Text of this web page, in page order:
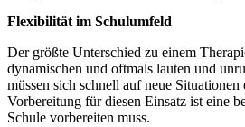
Flexibilität im Schulumfeld
Der größte Unterschied zu einem
dynamischen und oftmals lauten und
müssen sich schnell auf neue
Vorbereitung für diesen Einsatz ist eine
Schule vorbereiten muss.